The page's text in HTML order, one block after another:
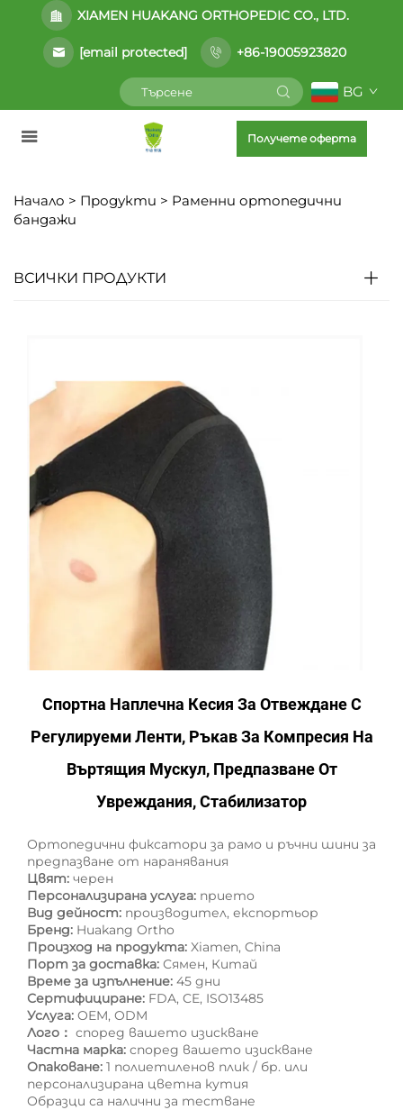
XIAMEN HUAKANG ORTHOPEDIC CO., LTD.
[email protected] +86-19005923820
BG
Получете оферта
Начало > Продукти > Раменни ортопедични
бандажи
ВСИЧКИ ПРОДУКТИ
Спортна Наплечна Кесия За Отвеждане С
Регулируеми Ленти, Ръкав За Компресия На
Въртящия Мускул, Предпазване От
Увреждания, Стабилизатор
Ортопедични фиксатори за рамо и ръчни шини за
предпазване от наранявания
Цвят: черен
Персонализирана услуга: прието
Вид дейност: производител, експортьор
Бренд: Huakang Ortho
Произход на продукта: Xiamen, China
Порт за доставка: Сямен, Китай
Време за изпълнение: 45 дни
Сертифициране: FDA, CE, ISO13485
Услуга: OEM, ODM
Лого： според вашето изискване
Частна марка: според вашето изискване
Опаковане: 1 полиетиленов плик / бр. или
персонализирана цветна кутия
Образци са налични за тестване